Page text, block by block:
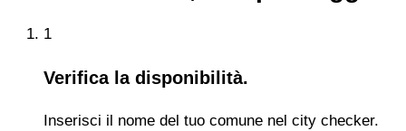
1
Verifica la disponibilità.
Inserisci il nome del tuo comune nel city checker.